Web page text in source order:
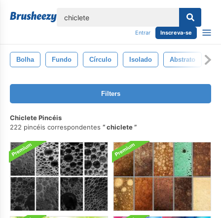
Entrar Inscreva-se
Bolha Fundo Círculo Isolado Abstrato
Filters
Chiclete Pincéis
222 pincéis correspondentes
chiclete